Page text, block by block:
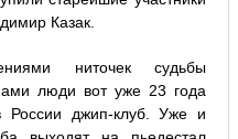
Казак.
ниточек судьбы
люди вот уже 23 года
джип-клуб. Уже и